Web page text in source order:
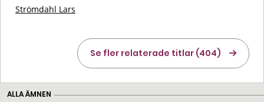
Strömdahl Lars
Se fler relaterade titlar (404)
ALLA ÄMNEN